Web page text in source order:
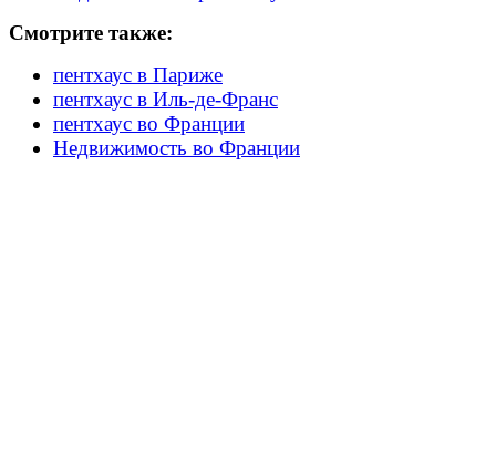
Смотрите также:
пентхаус в Париже
пентхаус в Иль-де-Франс
пентхаус во Франции
Недвижимость во Франции